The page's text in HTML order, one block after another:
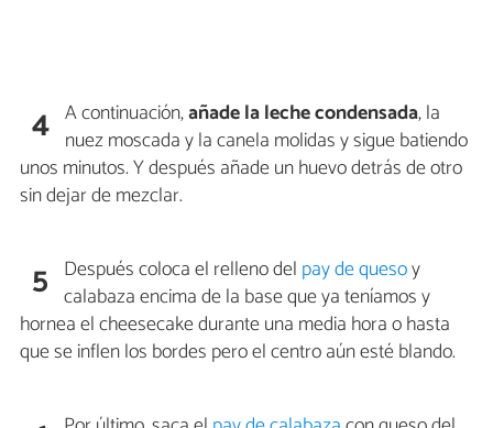
4 A continuación,añade la leche condensada, la
nuez moscada y la canela molidas y sigue batiendo
unos minutos. Y después añade un huevo detrás de otro
sin dejar de mezclar.
5 Después coloca el relleno del pay de quesoy
calabaza encima de la base que ya teníamos y
hornea el cheesecake durante una media hora o hasta
que se inflen los bordes pero el centro aún esté blando.